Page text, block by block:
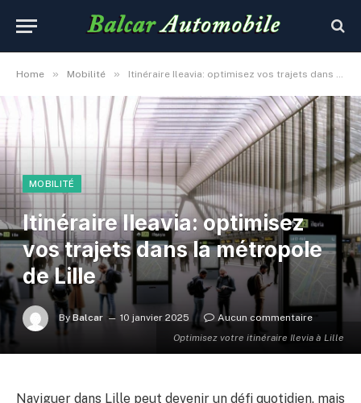
Home » Mobilité » Itinéraire Ileavia: optimisez vos trajets dans la métropole de Lille
Optimisez votre itinéraire Ilevia à Lille
MOBILITÉ
Itinéraire Ileavia: optimisez
vos trajets dans la métropole
de Lille
By Balcar 10 janvier 2025 Aucun commentaire
Naviguer dans Lille peut devenir un défi quotidien, mais